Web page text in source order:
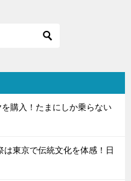
購入！たまにしか乗らない
は東京で伝統文化を体感！日